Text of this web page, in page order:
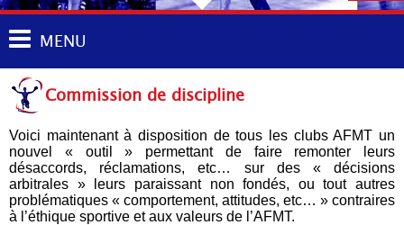
MENU
Commission de discipline
Voici maintenant à disposition de tous les clubs AFMT un
nouvel « outil » permettant de faire remonter leurs
désaccords, réclamations, etc… sur des « décisions
arbitrales » leurs paraissant non fondés, ou tout autres
problématiques « comportement, attitudes, etc… » contraires
à l’éthique sportive et aux valeurs de l’AFMT.